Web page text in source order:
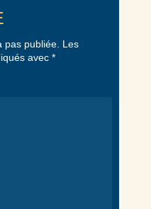
pas publiée. Les
avec *